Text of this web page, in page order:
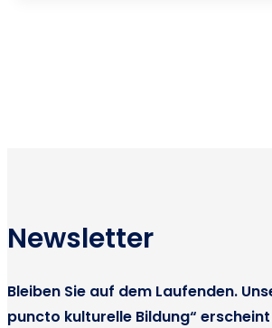
Newsletter
Bleiben Sie auf dem Laufenden.
puncto kulturelle Bildung“